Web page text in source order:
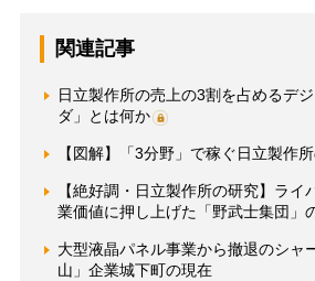
関連記事
日立製作所の売上の3割を占めるデ
ダ」とは何か
【図解】「3分野」で稼ぐ日立製作
【絶好調・日立製作所の研究】ライ
業価値に押し上げた「野武士集団」
大型液晶パネル事業から撤退のシャ
山」企業城下町の現在